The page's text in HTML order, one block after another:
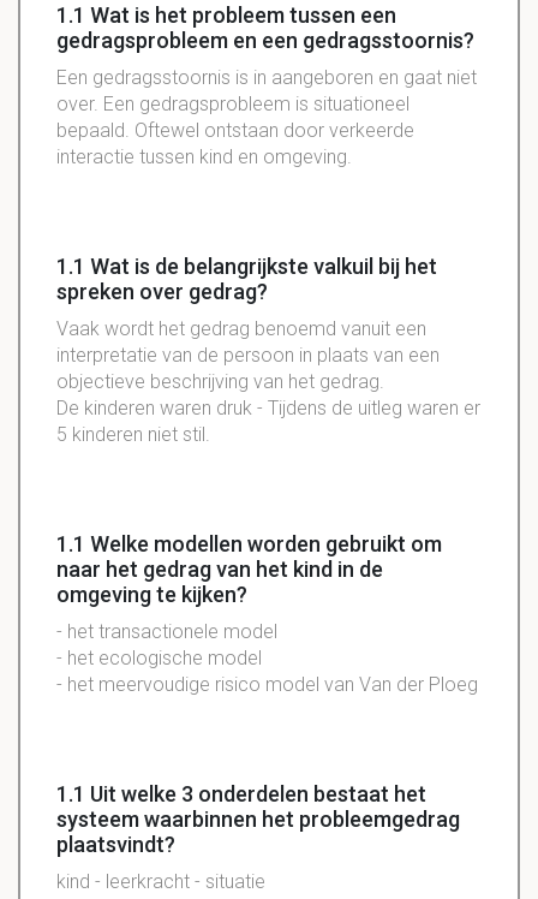
1.1 Wat is het probleem tussen een
gedragsprobleem en een gedragsstoornis?
Een gedragsstoornis is in aangeboren en gaat niet
over. Een gedragsprobleem is situationeel
bepaald. Oftewel ontstaan door verkeerde
interactie tussen kind en omgeving.
1.1 Wat is de belangrijkste valkuil bij het
spreken over gedrag?
Vaak wordt het gedrag benoemd vanuit een
interpretatie van de persoon in plaats van een
objectieve beschrijving van het gedrag.
De kinderen waren druk - Tijdens de uitleg waren er
5 kinderen niet stil.
1.1 Welke modellen worden gebruikt om
naar het gedrag van het kind in de
omgeving te kijken?
- het transactionele model
- het ecologische model
- het meervoudige risico model van Van der Ploeg
1.1 Uit welke 3 onderdelen bestaat het
systeem waarbinnen het probleemgedrag
plaatsvindt?
kind - leerkracht - situatie